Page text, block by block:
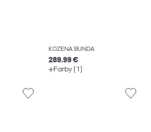
KOŽENÁ BUNDA
289.99 €
Farby (1)